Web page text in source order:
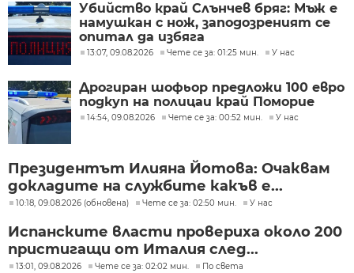
Убийство край Слънчев бряг: Мъж е
намушкан с нож, заподозреният се
опитал да избяга
13:07, 09.08.2026 Чете се за: 01:25 мин. У нас
Дрогиран шофьор предложи 100 евро
подкуп на полицаи край Поморие
14:54, 09.08.2026 Чете се за: 00:52 мин. У нас
Президентът Илияна Йотова: Очаквам
докладите на службите какъв е...
10:18, 09.08.2026 (обновена) Чете се за: 02:50 мин. У нас
Испанските власти провериха около 200
пристигащи от Италия след...
13:01, 09.08.2026 Чете се за: 02:02 мин. По света